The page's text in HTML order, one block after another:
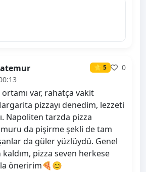
⭐ 5
0
var, rahatça vakit
pizzayı denedim, lezzeti
Napoliten tarzda pizza
da pişirme şekli de tam
da güler yüzlüydü. Genel
pizza seven herkese
öneririm🍕😊